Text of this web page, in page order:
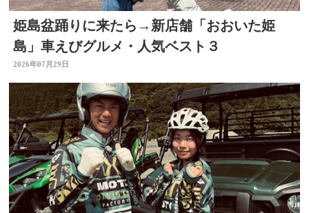
姫島盆踊りに来たら→新店舗「おおいた姫
島」車えびグルメ・人気ベスト３
2026年07月29日